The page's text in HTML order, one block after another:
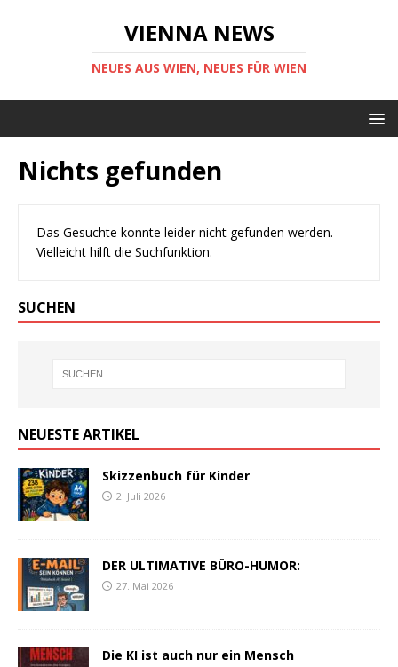
VIENNA NEWS
NEUES AUS WIEN, NEUES FÜR WIEN
Nichts gefunden
Das Gesuchte konnte leider nicht gefunden werden.
Vielleicht hilft die Suchfunktion.
SUCHEN
NEUESTE ARTIKEL
Skizzenbuch für Kinder
2. Juli 2026
DER ULTIMATIVE BÜRO-HUMOR:
27. Mai 2026
Die KI ist auch nur ein Mensch